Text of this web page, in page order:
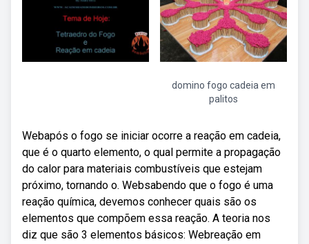
domino fogo cadeia em
palitos
Webapós o fogo se iniciar ocorre a reação em cadeia,
que é o quarto elemento, o qual permite a propagação
do calor para materiais combustíveis que estejam
próximo, tornando o. Websabendo que o fogo é uma
reação química, devemos conhecer quais são os
elementos que compõem essa reação. A teoria nos
diz que são 3 elementos básicos: Webreação em